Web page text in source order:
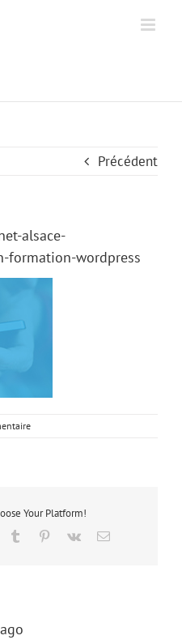
Précédent
alsace-
formation-wordpress
Your Platform!
Tumblr
Tumblr Pinterest
Pinterest
Vk
Vk Email
Email